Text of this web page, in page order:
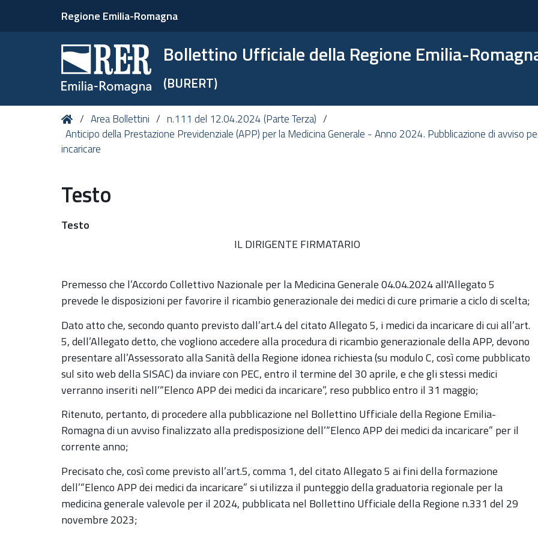
Regione Emilia-Romagna
Bollettino Ufficiale della Regione Emilia-
(BURERT)
Tu
sei
qui:
HomeArea Bollettini
n.111 del 12.04.2024 (Parte Terza)
Anticipo della Prestazione Previdenziale (APP) per la Medicina Generale - Anno 2024. Pubblicazione di avviso
incaricare
Testo
Testo
IL DIRIGENTE FIRMATARIO
Premesso che l’Accordo Collettivo Nazionale per la Medicina Generale 04.04.2024 all'Allegato 5
prevede le disposizioni per favorire il ricambio generazionale dei medici di cure primarie a ciclo di scelta;
Dato atto che, secondo quanto previsto dall’art.4 del citato Allegato 5, i medici da incaricare di cui all’art.
5, dell’Allegato detto, che vogliono accedere alla procedura di ricambio generazionale della APP, devono
presentare all’Assessorato alla Sanità della Regione idonea richiesta (su modulo C, così come pubblicato
sul sito web della SISAC) da inviare con PEC, entro il termine del 30 aprile, e che gli stessi medici
verranno inseriti nell’“Elenco APP dei medici da incaricare”, reso pubblico entro il 31 maggio;
Ritenuto, pertanto, di procedere alla pubblicazione nel Bollettino Ufficiale della Regione Emilia-
Romagna di un avviso finalizzato alla predisposizione dell’“Elenco APP dei medici da incaricare” per il
corrente anno;
Precisato che, così come previsto all’art.5, comma 1, del citato Allegato 5 ai fini della formazione
dell’“Elenco APP dei medici da incaricare” si utilizza il punteggio della graduatoria regionale per la
medicina generale valevole per il 2024, pubblicata nel Bollettino Ufficiale della Regione n.331 del 29
novembre 2023;